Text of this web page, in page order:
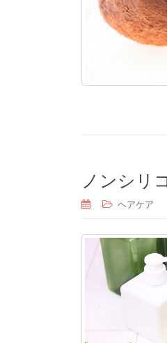
ノンシリ
ヘアケア